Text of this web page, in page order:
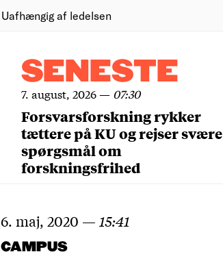
Uafhængig af ledelsen
SENESTE
7. august, 2026— 07:30
Forsvarsforskning rykker
tættere på KU og rejser svære
spørgsmål om
forskningsfrihed
6. maj, 2020 — 15:41
CAMPUS